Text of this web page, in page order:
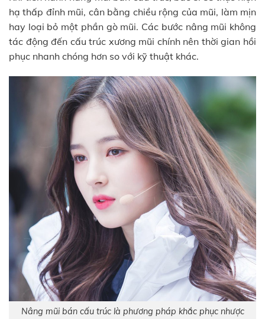
hạ thấp đỉnh mũi, cân bằng chiều rộng của mũi, làm mịn
hay loại bỏ một phần gò mũi. Các bước nâng mũi không
tác động đến cấu trúc xương mũi chính nên thời gian hồi
phục nhanh chóng hơn so với kỹ thuật khác.
Nâng mũi bán cấu trúc là phương pháp khắc phục nhược